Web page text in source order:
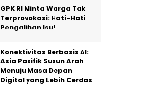
GPK RI Minta Warga Tak
Terprovokasi: Hati-Hati
Pengalihan Isu!
Konektivitas Berbasis AI:
Asia Pasifik Susun Arah
Menuju Masa Depan
Digital yang Lebih Cerdas